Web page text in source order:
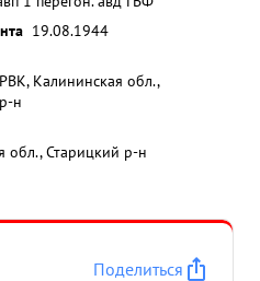
19.08.1944
Калининская обл.,
н
обл., Старицкий р-н
Поделиться